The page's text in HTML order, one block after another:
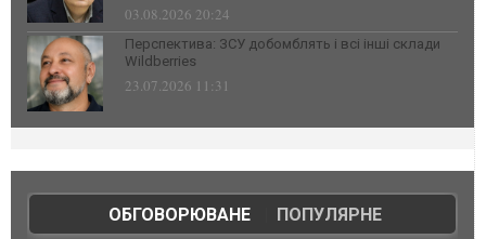
03.08.2026 20:24
Перспектива: ЗСУ добомблять і всі інші склади
Wildberries
23.07.2026 11:31
ОБГОВОРЮВАНЕ| ПОПУЛЯРНЕ